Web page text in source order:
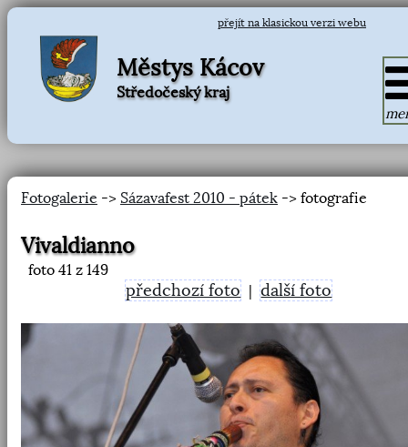
přejít na klasickou verzi webu
Městys Kácov
Středočeský kraj
Fotogalerie -> Sázavafest 2010 - pátek -> fotografie
Vivaldianno
foto 41 z 149
předchozí foto |další foto